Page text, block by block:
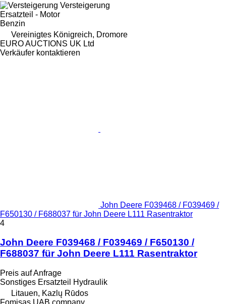
Versteigerung
Ersatzteil - Motor
Benzin
Vereinigtes Königreich, Dromore
EURO AUCTIONS UK Ltd
Verkäufer kontaktieren
John Deere F039468 / F039469 /
F650130 / F688037 für John Deere L111 Rasentraktor
4
John Deere F039468 / F039469 / F650130 /
F688037 für John Deere L111 Rasentraktor
Preis auf Anfrage
Sonstiges Ersatzteil Hydraulik
Litauen, Kazlų Rūdos